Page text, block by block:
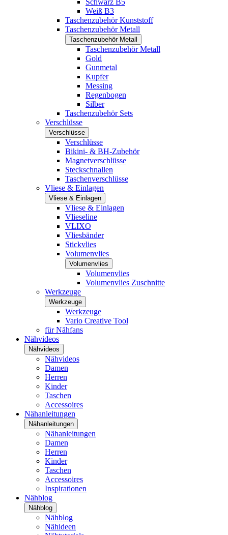
Schwarz B5
Weiß B3
Taschenzubehör Kunststoff
Taschenzubehör Metall
Taschenzubehör Metall
Taschenzubehör Metall
Gold
Gunmetal
Kupfer
Messing
Regenbogen
Silber
Taschenzubehör Sets
Verschlüsse
Verschlüsse
Verschlüsse
Bikini- & BH-Zubehör
Magnetverschlüsse
Steckschnallen
Taschenverschlüsse
Vliese & Einlagen
Vliese & Einlagen
Vliese & Einlagen
Vlieseline
VLIXO
Vliesbänder
Stickvlies
Volumenvlies
Volumenvlies
Volumenvlies
Volumenvlies Zuschnitte
Werkzeuge
Werkzeuge
Werkzeuge
Vario Creative Tool
für Nähfans
Nähvideos
Nähvideos
Nähvideos
Damen
Herren
Kinder
Taschen
Accessoires
Nähanleitungen
Nähanleitungen
Nähanleitungen
Damen
Herren
Kinder
Taschen
Accessoires
Inspirationen
Nähblog
Nähblog
Nähblog
Nähideen